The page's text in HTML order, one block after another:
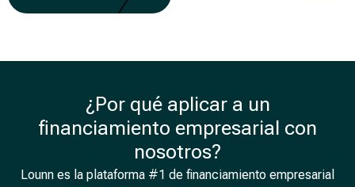
¿Por qué aplicar a un
financiamiento empresarial con
nosotros?
Lounn es la plataforma #1 de financiamiento empresarial